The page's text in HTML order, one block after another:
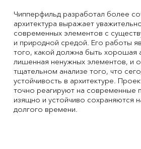
Чипперфильд разработал более
архитектура выражает
современных элементов с
и природной средой. Его работы
того, какой должна быть хорошая
лишенная ненужных элементов, и
тщательном анализе того, что
устойчивость в архитектуре.
точно реагируют на современные
изящно и устойчиво сохраняются
долгого времени.